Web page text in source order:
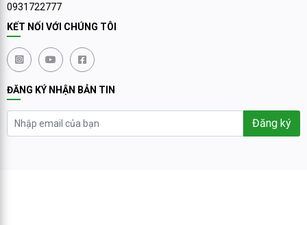
0931722777
KẾT NỐI VỚI CHÚNG TÔI
ĐĂNG KÝ NHẬN BẢN TIN
Đăng ký